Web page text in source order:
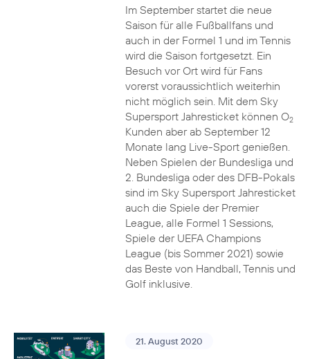
Im September startet die neue
Saison für alle Fußballfans und
auch in der Formel 1 und im Tennis
wird die Saison fortgesetzt. Ein
Besuch vor Ort wird für Fans
vorerst voraussichtlich weiterhin
nicht möglich sein. Mit dem Sky
Supersport Jahresticket können O2
Kunden aber ab September 12
Monate lang Live-Sport genießen.
Neben Spielen der Bundesliga und
2. Bundesliga oder des DFB-Pokals
sind im Sky Supersport Jahresticket
auch die Spiele der Premier
League, alle Formel 1 Sessions,
Spiele der UEFA Champions
League (bis Sommer 2021) sowie
das Beste von Handball, Tennis und
Golf inklusive.
21. August 2020